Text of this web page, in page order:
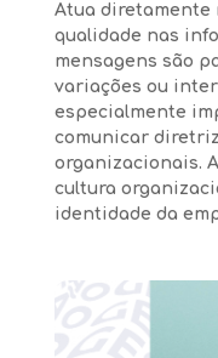
Atua diretamente
qualidade nas
mensagens são
variações ou
especialmente
comunicar
organizacionais.
cultura
identidade da